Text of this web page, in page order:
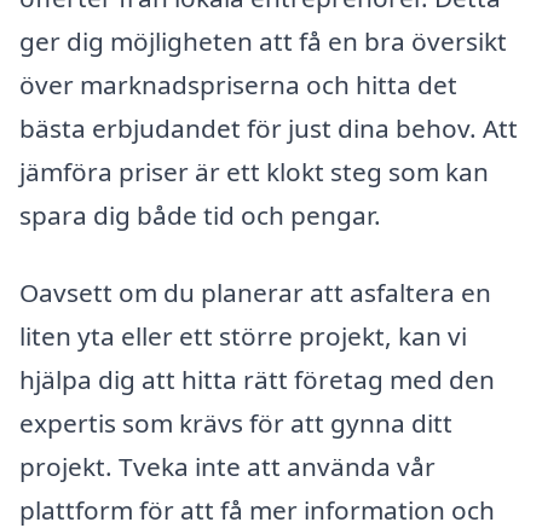
ger dig möjligheten att få en bra översikt
över marknadspriserna och hitta det
bästa erbjudandet för just dina behov. Att
jämföra priser är ett klokt steg som kan
spara dig både tid och pengar.
Oavsett om du planerar att asfaltera en
liten yta eller ett större projekt, kan vi
hjälpa dig att hitta rätt företag med den
expertis som krävs för att gynna ditt
projekt. Tveka inte att använda vår
plattform för att få mer information och